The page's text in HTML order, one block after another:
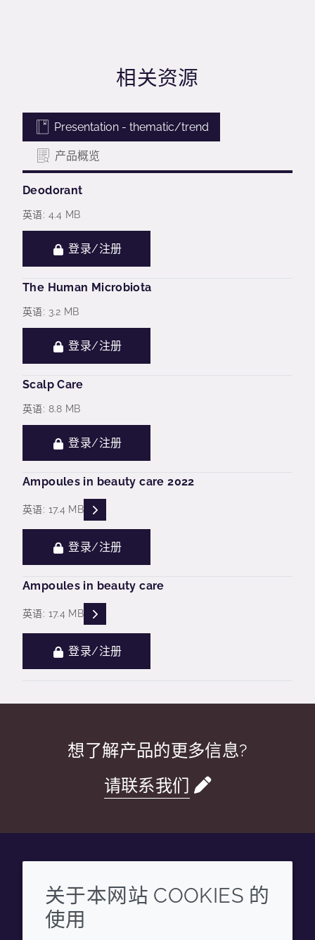
相关资源
Presentation - thematic/trend
产品概览
Deodorant
英语: 4.4 MB
登录/注册
The Human Microbiota
英语: 3.2 MB
登录/注册
Scalp Care
英语: 8.8 MB
登录/注册
Ampoules in beauty care 2022
英语: 17.4 MB READ DESCRIPTIONS
登录/注册
Ampoules in beauty care
英语: 17.4 MB READ DESCRIPTIONS
登录/注册
想了解产品的更多信息?
请联系我们
WechatYouku Zhihu Tiktok
企业
关于本网站 COOKIES 的
使用